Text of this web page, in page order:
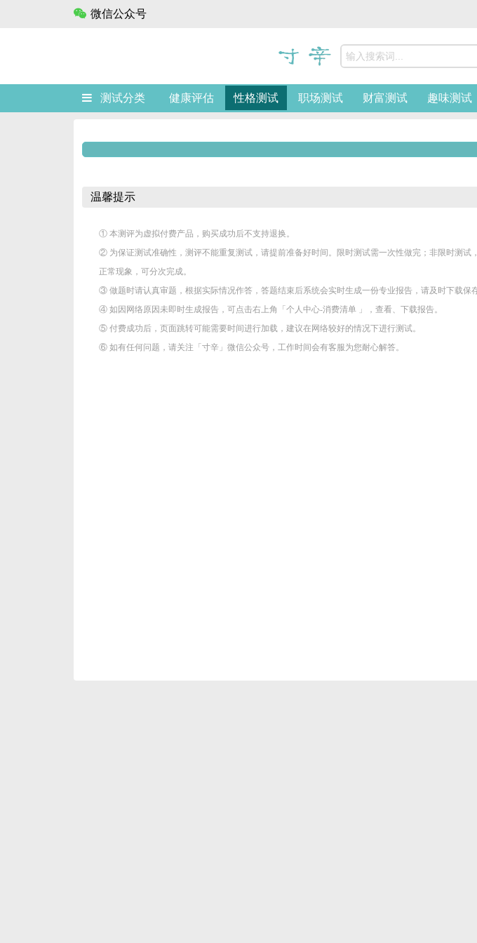
温馨提示
① 本测评为虚拟付费产品，购买成功后不支持退换。
② 为保证测试准确性，测评不能重复测试，请提前准备好时间。限时测试需一次性做完；非限时测试
正常现象，可分次完成。
③ 做题时请认真审题，根据实际情况作答，答题结束后系统会实时生成一份专业报告，请及时下载保存
④ 如因网络原因未即时生成报告，可点击右上角「个人中心-消费清单 」，查看、下载报告。
⑤ 付费成功后，页面跳转可能需要时间进行加载，建议在网络较好的情况下进行测试。
⑥ 如有任何问题，请关注「寸辛」微信公众号，工作时间会有客服为您耐心解答。
微信公众号
测试分类 健康评估 性格测试 职场测试 财富测试 趣味测试
微信公众号